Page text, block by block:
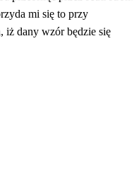
mi się to przy
iż dany wzór będzie się